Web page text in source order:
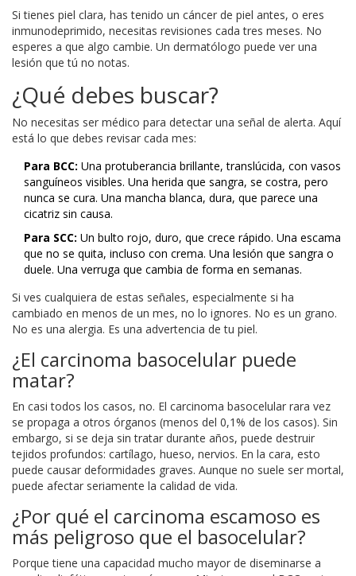
Si tienes piel clara, has tenido un cáncer de piel antes, o eres
inmunodeprimido, necesitas revisiones cada tres meses. No
esperes a que algo cambie. Un dermatólogo puede ver una
lesión que tú no notas.
¿Qué debes buscar?
No necesitas ser médico para detectar una señal de alerta. Aquí
está lo que debes revisar cada mes:
Para BCC: Una protuberancia brillante, translúcida, con vasos
sanguíneos visibles. Una herida que sangra, se costra, pero
nunca se cura. Una mancha blanca, dura, que parece una
cicatriz sin causa.
Para SCC: Un bulto rojo, duro, que crece rápido. Una escama
que no se quita, incluso con crema. Una lesión que sangra o
duele. Una verruga que cambia de forma en semanas.
Si ves cualquiera de estas señales, especialmente si ha
cambiado en menos de un mes, no lo ignores. No es un grano.
No es una alergia. Es una advertencia de tu piel.
¿El carcinoma basocelular puede
matar?
En casi todos los casos, no. El carcinoma basocelular rara vez
se propaga a otros órganos (menos del 0,1% de los casos). Sin
embargo, si se deja sin tratar durante años, puede destruir
tejidos profundos: cartílago, hueso, nervios. En la cara, esto
puede causar deformidades graves. Aunque no suele ser mortal,
puede afectar seriamente la calidad de vida.
¿Por qué el carcinoma escamoso es
más peligroso que el basocelular?
Porque tiene una capacidad mucho mayor de diseminarse a